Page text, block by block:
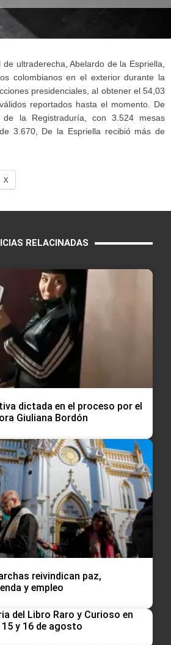
ultraderecha, Abelardo de la Espriella,
colombianos en el exterior durante la
presidenciales, al obtener el 54,03
reportados hasta el momento. De
la Registraduría, con 3.524 mesas
3.670, De la Espriella recibió más de
X
RELACINADAS
dictada en el proceso por el
Giuliana Bordón
reivindican paz,
y empleo
del Libro Raro y Curioso en
y 16 de agosto